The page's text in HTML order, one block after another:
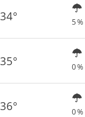
34° 5 %
35° 0 %
36° 0 %